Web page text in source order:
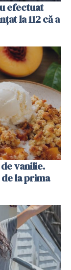
efectuat
la 112 că a
vanilie.
la prima